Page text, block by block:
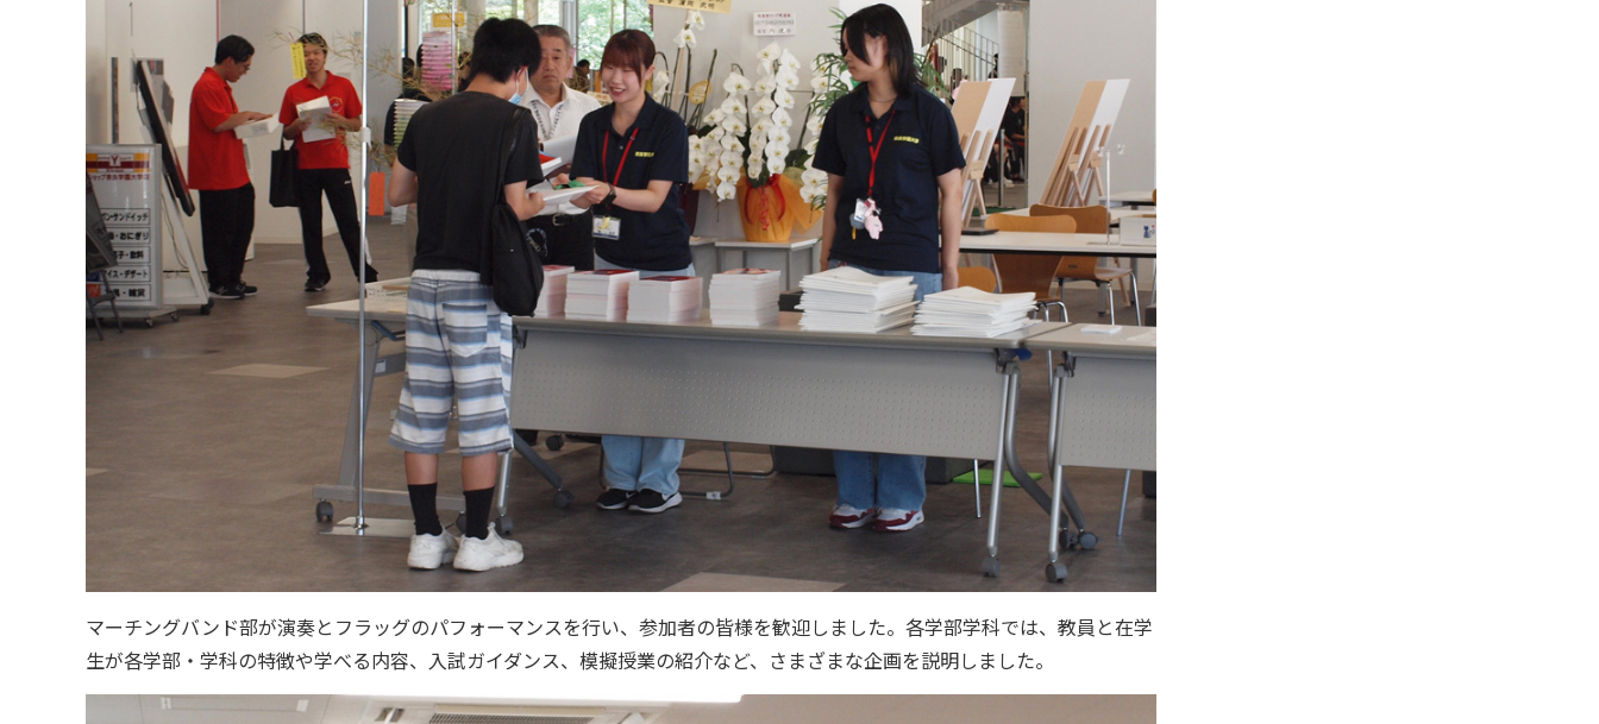
マーチングバンド部が演奏とフラッグのパフォーマンスを行い、参加者の皆様を歓迎しました。各学部学科では、教員と在学
生が各学部・学科の特徴や学べる内容、入試ガイダンス、模擬授業の紹介など、さまざまな企画を説明しました。